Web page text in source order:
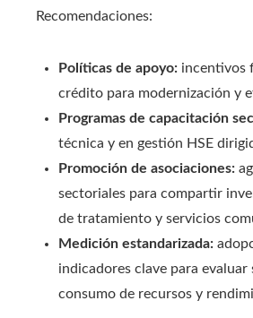
Recomendaciones:
Políticas de apoyo: incentivos
crédito para modernización y
Programas de capacitación
técnica y en gestión HSE
Promoción de asociaciones:
sectoriales para compartir
de tratamiento y servicios
Medición estandarizada:
indicadores clave para evaluar
consumo de recursos y